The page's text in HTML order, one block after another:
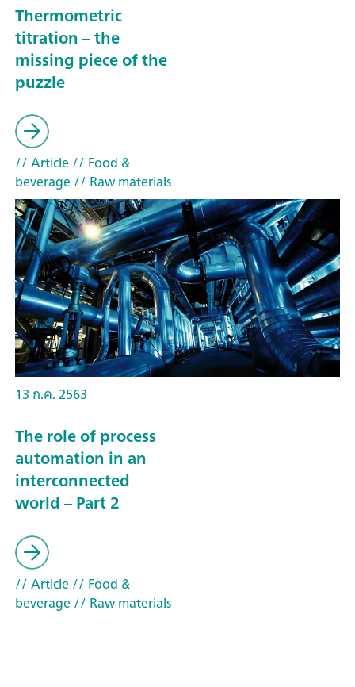
Thermometric
titration – the
missing piece of the
puzzle
// Article// Food &
beverage// Raw materials
13 ก.ค. 2563
The role of process
automation in an
interconnected
world – Part 2
// Article// Food &
beverage// Raw materials